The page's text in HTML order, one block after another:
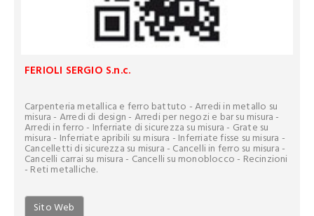
FERIOLI SERGIO S.n.c.
Carpenteria metallica e ferro battuto - Arredi in metallo su
misura - Arredi di design - Arredi per negozi e bar su misura -
Arredi in ferro - Inferriate di sicurezza su misura - Grate su
misura - Inferriate apribili su misura - Inferriate fisse su misura -
Cancelletti di sicurezza su misura - Cancelli in ferro su misura -
Cancelli carrai su misura - Cancelli su monoblocco - Recinzioni
- Reti metalliche.
Sito Web